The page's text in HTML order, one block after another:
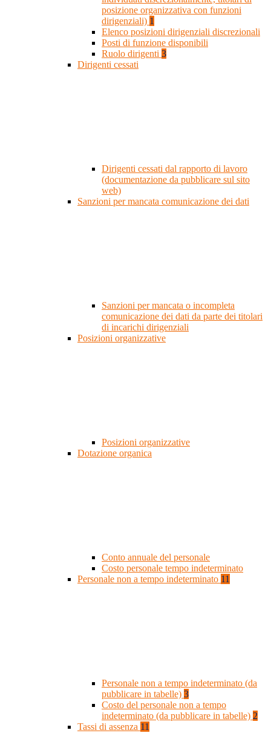
posizione organizzativa con funzioni
dirigenziali) 1
Elenco posizioni dirigenziali discrezionali
Posti di funzione disponibili
Ruolo dirigenti 3
Dirigenti cessati
Dirigenti cessati dal rapporto di lavoro
(documentazione da pubblicare sul sito
web)
Sanzioni per mancata comunicazione dei dati
Sanzioni per mancata o incompleta
comunicazione dei dati da parte dei titolari
di incarichi dirigenziali
Posizioni organizzative
Posizioni organizzative
Dotazione organica
Conto annuale del personale
Costo personale tempo indeterminato
Personale non a tempo indeterminato 11
Personale non a tempo indeterminato (da
pubblicare in tabelle) 3
Costo del personale non a tempo
indeterminato (da pubblicare in tabelle) 2
Tassi di assenza 11